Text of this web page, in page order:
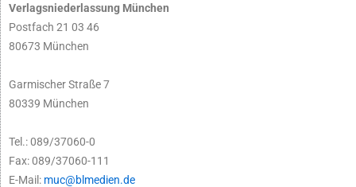
Verlagsniederlassung München
Postfach 21 03 46
80673 München
Garmischer Straße 7
80339 München
Tel.: 089/37060-0
Fax: 089/37060-111
E-Mail: muc@blmedien.de